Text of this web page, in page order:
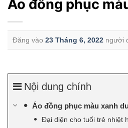
Áo đồng phục
Đăng vào 23 Tháng 6, 2022 người
Nội dung chính
Áo đồng phục màu xanh
Đại diện cho tuổi trẻ nhiệt